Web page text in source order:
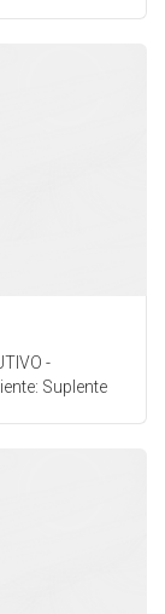
-
Suplente